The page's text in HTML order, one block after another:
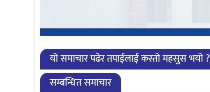
यो समाचार पढेर तपाईलाई कस्तो महसुस भयो ?
सम्बन्धित समाचार